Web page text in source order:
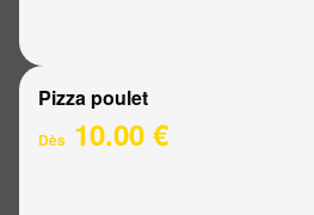
Pizza poulet
Dès 10.00 €